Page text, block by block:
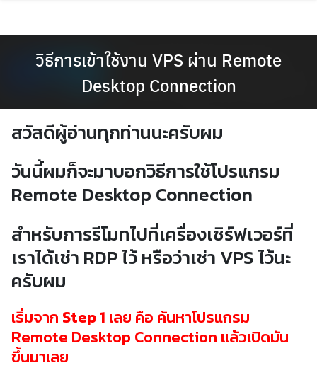
content
วิธีการเข้าใช้งาน VPS ผ่าน Remote
Desktop Connection
สวัสดีผู้อ่านทุกท่านนะครับผม
วันนี้ผมก็จะมาบอกวิธีการใช้โปรแกรม
Remote Desktop Connection
สำหรับการรีโมทไปที่เครื่องเซิร์ฟเวอร์ที่
เราได้เช่า RDP ไว้ หรือว่าเช่า VPS ไว้นะ
ครับผม
เริ่มจาก Step 1 เลย คือ ค้นหาโปรแกรม
Remote Desktop Connection แล้วเปิดมัน
ขึ้นมาเลย